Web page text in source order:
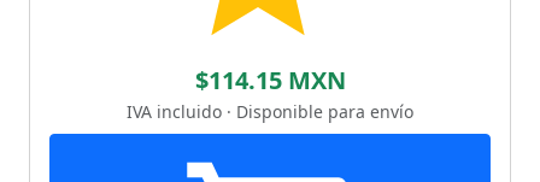
$114.15 MXN
IVA incluido · Disponible para envío